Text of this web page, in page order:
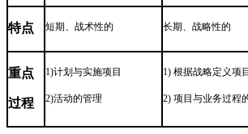
特点 短期、战术性的 长期、战略性的
重点
过程
1)计划与实施项目
2)活动的管理
1)根据战略定义项目
2)项目与业务过程